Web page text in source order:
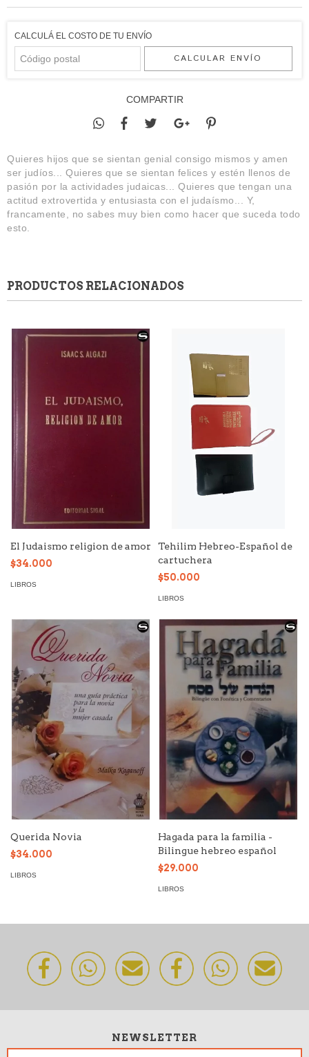
CALCULÁ EL COSTO DE TU ENVÍO
CALCULAR ENVÍO
COMPARTIR
Quieres hijos que se sientan genial consigo mismos y amen
ser judíos... Quieres que se sientan felices y estén llenos de
pasión por la actividades judaicas... Quieres que tengan una
actitud extrovertida y entusiasta con el judaísmo... Y,
francamente, no sabes muy bien como hacer que suceda todo
esto.
PRODUCTOS RELACIONADOS
El Judaismo religion de amor
$34.000
LIBROS
Tehilim Hebreo-Español de
cartuchera
$50.000
LIBROS
Querida Novia
$34.000
LIBROS
Hagada para la familia -
Bilingue hebreo español
$29.000
LIBROS
NEWSLETTER